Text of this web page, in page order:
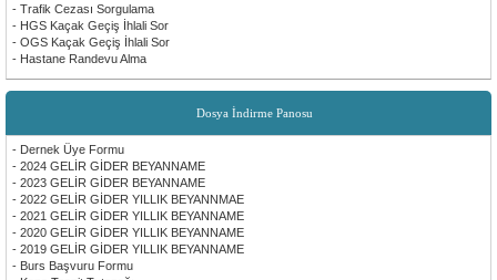
- Trafik Cezası Sorgulama
- HGS Kaçak Geçiş İhlali Sor
- OGS Kaçak Geçiş İhlali Sor
- Hastane Randevu Alma
Dosya İndirme Panosu
- Dernek Üye Formu
- 2024 GELİR GİDER BEYANNAME
- 2023 GELİR GİDER BEYANNAME
- 2022 GELİR GİDER YILLIK BEYANNMAE
- 2021 GELİR GİDER YILLIK BEYANNAME
- 2020 GELİR GİDER YILLIK BEYANNAME
- 2019 GELİR GİDER YILLIK BEYANNAME
- Burs Başvuru Formu